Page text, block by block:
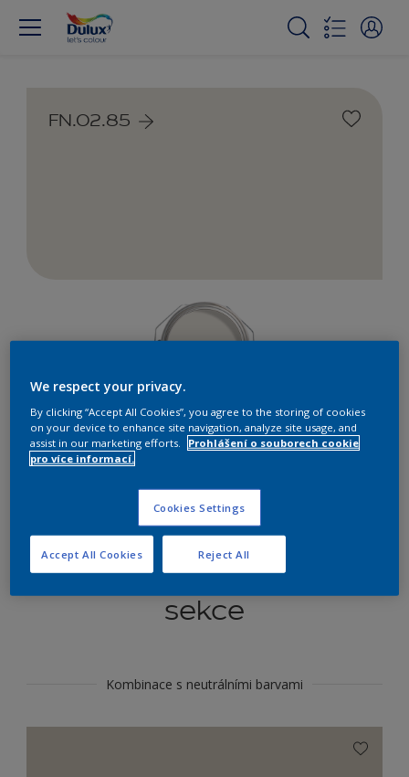
FN.02.85
Najít výrobek v tomto odstínu
Koordinovat barevné
sekce
Kombinace s neutrálními barvami
We respect your privacy.
By clicking “Accept All Cookies”, you agree to the storing of cookies
on your device to enhance site navigation, analyze site usage, and
assist in our marketing efforts.
Prohlášení o souborech cookie
pro více informací.
Cookies Settings
Reject All
Accept All Cookies